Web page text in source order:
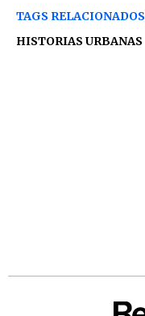
TAGS
HISTORIAS URBANAS